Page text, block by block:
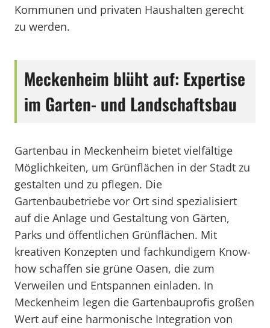
Kommunen und privaten Haushalten gerecht
zu werden.
Meckenheim blüht auf: Expertise
im Garten- und Landschaftsbau
Gartenbau in Meckenheim bietet vielfältige
Möglichkeiten, um Grünflächen in der Stadt zu
gestalten und zu pflegen. Die
Gartenbaubetriebe vor Ort sind spezialisiert
auf die Anlage und Gestaltung von Gärten,
Parks und öffentlichen Grünflächen. Mit
kreativen Konzepten und fachkundigem Know-
how schaffen sie grüne Oasen, die zum
Verweilen und Entspannen einladen. In
Meckenheim legen die Gartenbauprofis großen
Wert auf eine harmonische Integration von